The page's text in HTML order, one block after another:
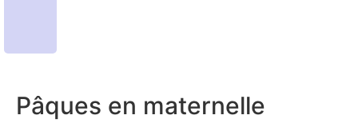
Pâques en maternelle